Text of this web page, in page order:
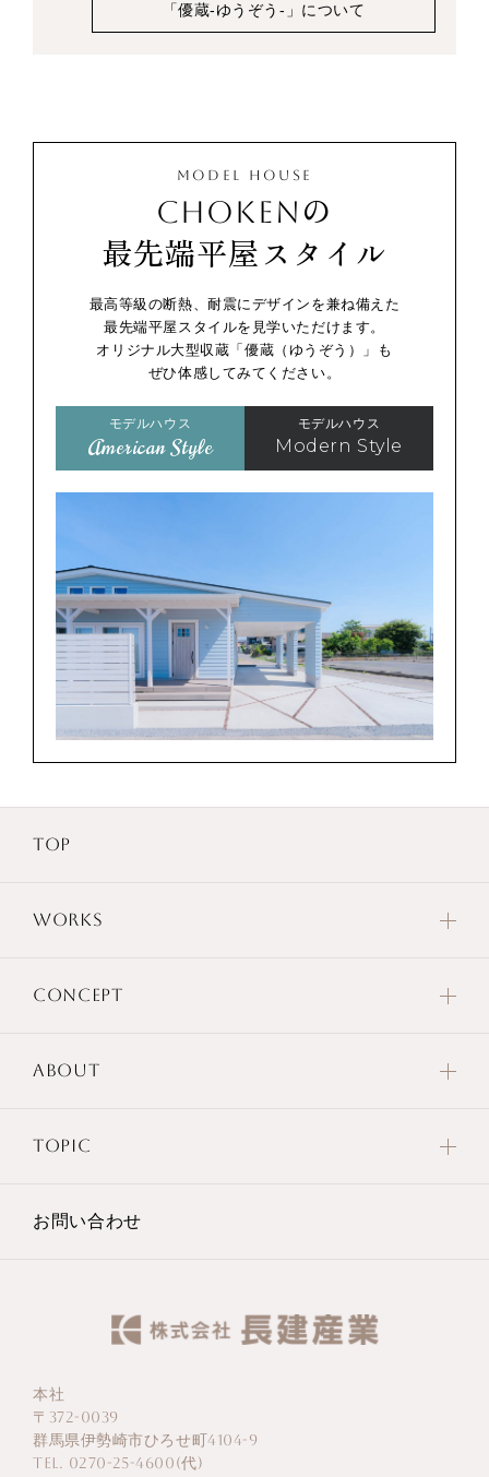
「優蔵-ゆうぞう-」について
MODEL HOUSE
CHOKENの
最先端平屋スタイル
最高等級の断熱、耐震にデザインを兼ね備えた
最先端平屋スタイルを見学いただけます。
オリジナル大型収蔵「優蔵（ゆうぞう）」も
ぜひ体感してみてください。
モデルハウス
American Style
モデルハウス
Modern Style
TOP
WORKS
CONCEPT
ABOUT
TOPIC
お問い合わせ
本社
〒372-0039
群馬県伊勢崎市ひろせ町4104-9
TEL. 0270-25-4600(代)